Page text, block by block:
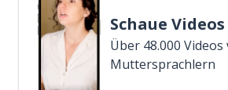
Schaue
Über 48.000 Videos
Muttersprachlern